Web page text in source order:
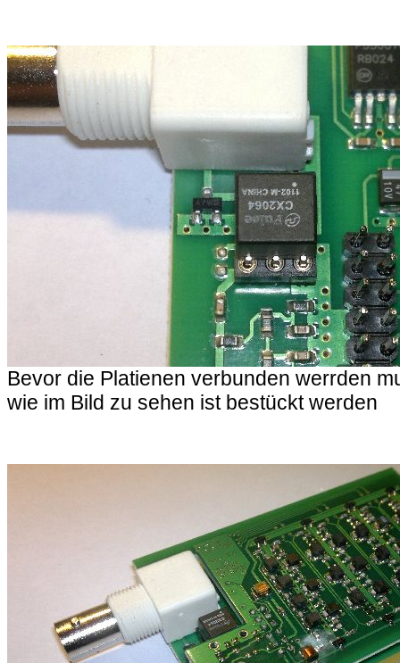
Bevor die Platienen verbunden werrden
wie im Bild zu sehen ist bestückt werden